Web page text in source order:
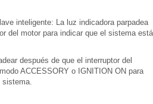
inteligente: La luz indicadora parpadea
del motor para indicar que el sistema está
después de que el interruptor del
ACCESSORY o IGNITION ON para
sistema.